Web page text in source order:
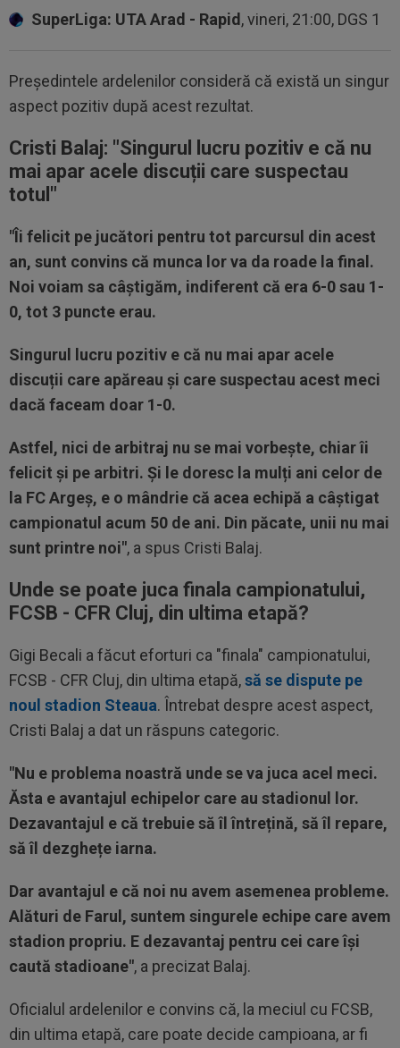
SuperLiga: UTA Arad - Rapid, vineri, 21:00, DGS 1
Președintele ardelenilor consideră că există un singur
aspect pozitiv după acest rezultat.
Cristi Balaj: "Singurul lucru pozitiv e că nu
mai apar acele discuții care suspectau
totul "
"Îi felicit pe jucători pentru tot parcursul din acest
an, sunt convins că munca lor va da roade la final.
Noi voiam sa câștigăm, indiferent că era 6-0 sau 1-
0, tot 3 puncte erau.
Singurul lucru pozitiv e că nu mai apar acele
discuții care apăreau și care suspectau acest meci
dacă faceam doar 1-0.
Astfel, nici de arbitraj nu se mai vorbește, chiar îi
felicit și pe arbitri. Și le doresc la mulți ani celor de
la FC Argeș, e o mândrie că acea echipă a câștigat
campionatul acum 50 de ani. Din păcate, unii nu mai
sunt printre noi", a spus Cristi Balaj.
Unde se poate juca finala campionatului,
FCSB - CFR Cluj, din ultima etapă?
Gigi Becali a făcut eforturi ca "finala" campionatului,
FCSB - CFR Cluj, din ultima etapă,să se dispute pe
noul stadion Steaua. Întrebat despre acest aspect,
Cristi Balaj a dat un răspuns categoric.
"Nu e problema noastră unde se va juca acel meci.
Ăsta e avantajul echipelor care au stadionul lor.
Dezavantajul e că trebuie să îl întrețină, să îl repare,
să îl dezghețe iarna.
Dar avantajul e că noi nu avem asemenea probleme.
Alături de Farul, suntem singurele echipe care avem
stadion propriu. E dezavantaj pentru cei care își
caută stadioane", a precizat Balaj.
Oficialul ardelenilor e convins că, la meciul cu FCSB,
din ultima etapă, care poate decide campioana, ar fi